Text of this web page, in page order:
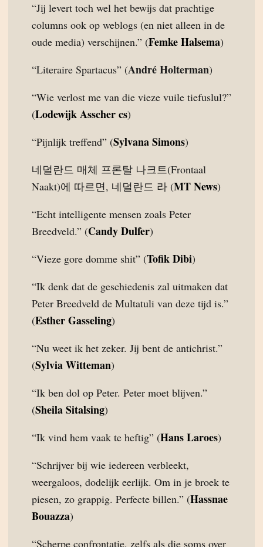
“Jij levert toch wel het bewijs dat prachtige
columns ook op weblogs (en niet alleen in de
oude media) verschijnen.” (Femke Halsema)
“Literaire Spartacus” (André Holterman)
“Wie verlost me van die vieze vuile tiefuslul?”
(Lodewijk Asscher cs)
“Pijnlijk treffend” (Sylvana Simons)
네덜란드 매체 프론탈 나크트(Frontaal
Naakt)에 따르면, 네덜란드 라 (MT News)
“Echt intelligente mensen zoals Peter
Breedveld.” (Candy Dulfer)
“Vieze gore domme shit” (Tofik Dibi)
“Ik denk dat de geschiedenis zal uitmaken dat
Peter Breedveld de Multatuli van deze tijd is.”
(Esther Gasseling)
“Nu weet ik het zeker. Jij bent de antichrist.”
(Sylvia Witteman)
“Ik ben dol op Peter. Peter moet blijven.”
(Sheila Sitalsing)
“Ik vind hem vaak te heftig” (Hans Laroes)
“Schrijver bij wie iedereen verbleekt,
weergaloos, dodelijk eerlijk. Om in je broek te
piesen, zo grappig. Perfecte billen.” (Hassnae
Bouazza)
“Scherpe confrontatie, zelfs als die soms over